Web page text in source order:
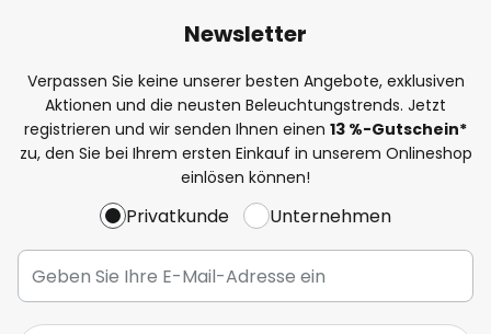
Newsletter
Verpassen Sie keine unserer besten Angebote, exklusiven
Aktionen und die neusten Beleuchtungstrends. Jetzt
registrieren und wir senden Ihnen einen 13 %-Gutschein*
zu, den Sie bei Ihrem ersten Einkauf in unserem Onlineshop
einlösen können!
Privatkunde Unternehmen